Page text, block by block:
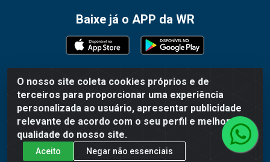
O nosso site coleta cookies próprios e de
terceiros para proporcionar uma experiência
personalizada ao usuário, apresentar publicidade
relevante de acordo com o seu perfil e melhorar a
qualidade do nosso site.
Aceito Negar não essenciais
Baixe já o APP da WR
WR Embalagens - R. Cel. Teodoro Gomes de Araújo, 1360 -
Grogotó - Barbacena / MG - CEP 36202-628 - CNPJ
02.692.206/0001-55